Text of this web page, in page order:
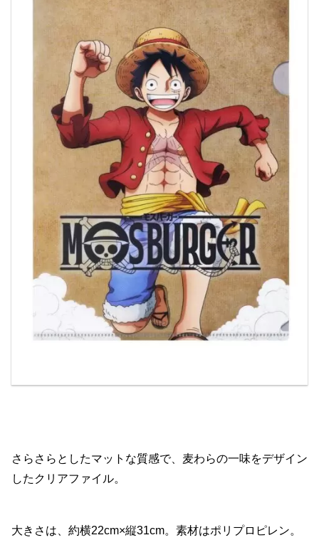
さらさらとしたマットな質感で、麦わらの一味をデザイン
したクリアファイル。
大きさは、約横22cm×縦31cm。素材はポリプロピレン。